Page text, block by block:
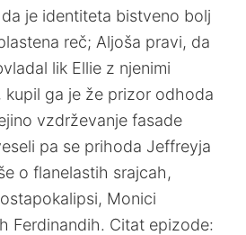
je identiteta bistveno bolj
reč; Aljoša pravi, da
lik Ellie z njenimi
kupil ga je že prizor odhoda
vzdrževanje fasade
pa se prihoda Jeffreyja
o flanelastih srajcah,
Monici
Ferdinandih. Citat epizode: